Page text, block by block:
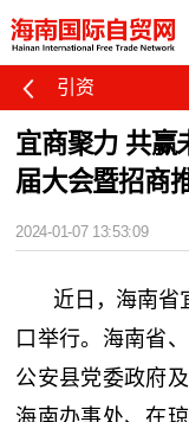
引资
宜商聚力 共
届大会暨招商
2024-01-07 13:53:09
近日，海南省
口举行。海南省
公安县党委政府